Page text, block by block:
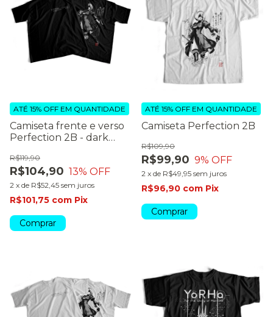
Camiseta frente e verso
Perfection 2B - dark
R$104,90
R$119,90
13% OFF
2 x de R$52,45 sem juros
ATÉ 15% OFF EM QUANTIDADE
R$101,75 com Pix
Comprar
Camiseta Perfection 2B
R$99,90
R$109,90
9% OFF
2 x de R$49,95 sem juros
ATÉ 15% OFF EM QUANTIDADE
R$96,90 com Pix
Comprar